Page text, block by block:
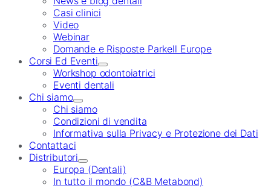
Casi clinici
Video
Webinar
Domande e Risposte Parkell Europe
Corsi Ed Eventi
Workshop odontoiatrici
Eventi dentali
Chi siamo
Chi siamo
Condizioni di vendita
Informativa sulla Privacy e Protezione dei Dati
Contattaci
Distributori
Europa (Dentali)
In tutto il mondo (C&B Metabond)